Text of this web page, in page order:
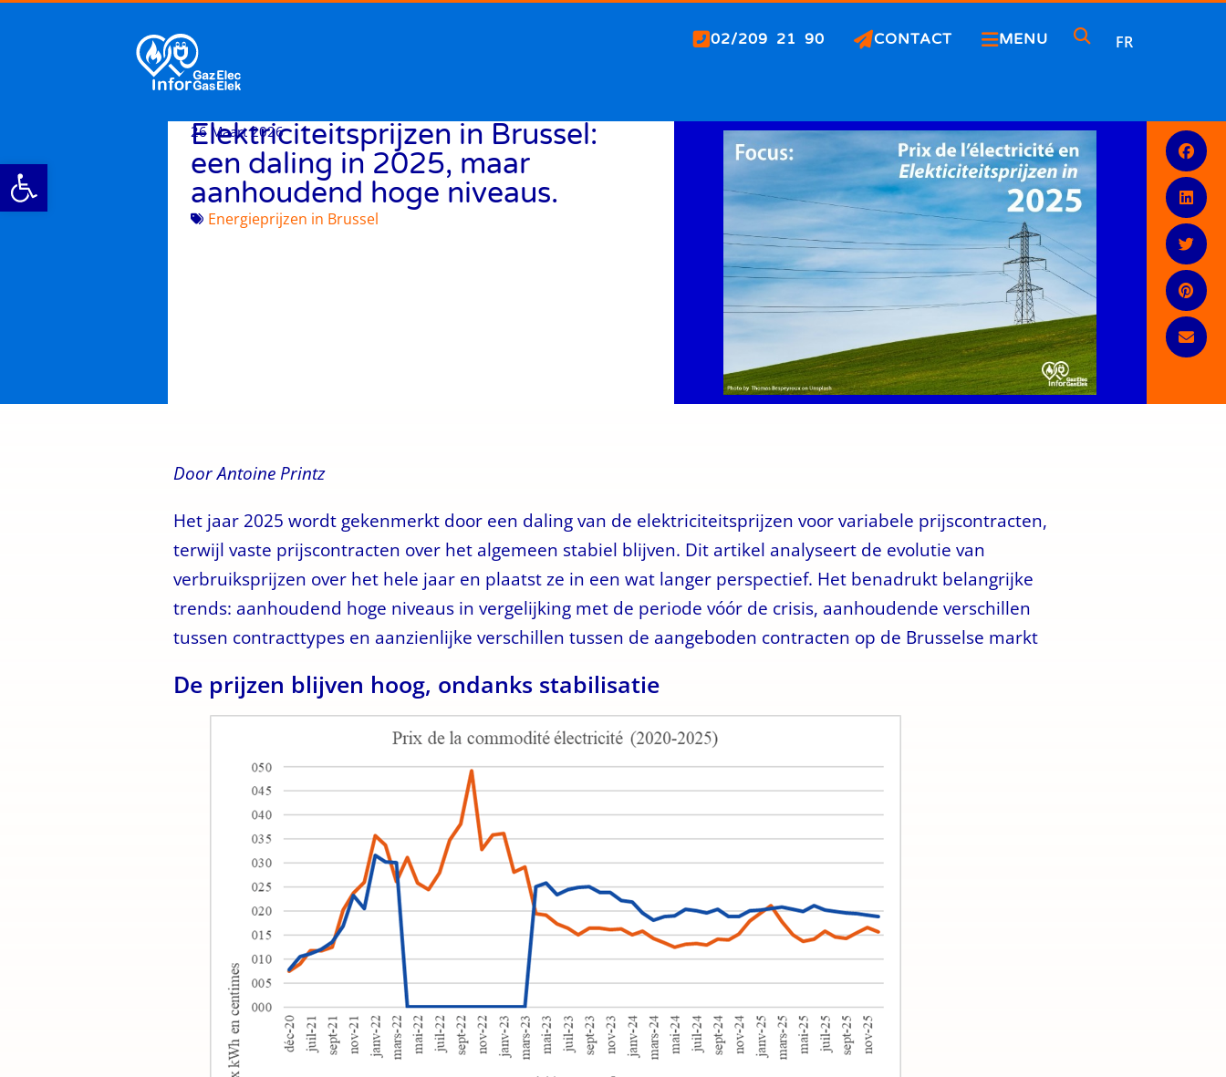
Werkbalk openen
02/209 21 90 CONTACT MENU FR
26 Maart 2026
Elektriciteitsprijzen in Brussel:
een daling in 2025, maar
aanhoudend hoge niveaus.
Energieprijzen in Brussel
Door Antoine Printz
Het jaar 2025 wordt gekenmerkt door een daling van de elektriciteitsprijzen voor variabele prijscontracten,
terwijl vaste prijscontracten over het algemeen stabiel blijven. Dit artikel analyseert de evolutie van
verbruiksprijzen over het hele jaar en plaatst ze in een wat langer perspectief. Het benadrukt belangrijke
trends: aanhoudend hoge niveaus in vergelijking met de periode vóór de crisis, aanhoudende verschillen
tussen contracttypes en aanzienlijke verschillen tussen de aangeboden contracten op de Brusselse markt
De prijzen blijven hoog, ondanks stabilisatie